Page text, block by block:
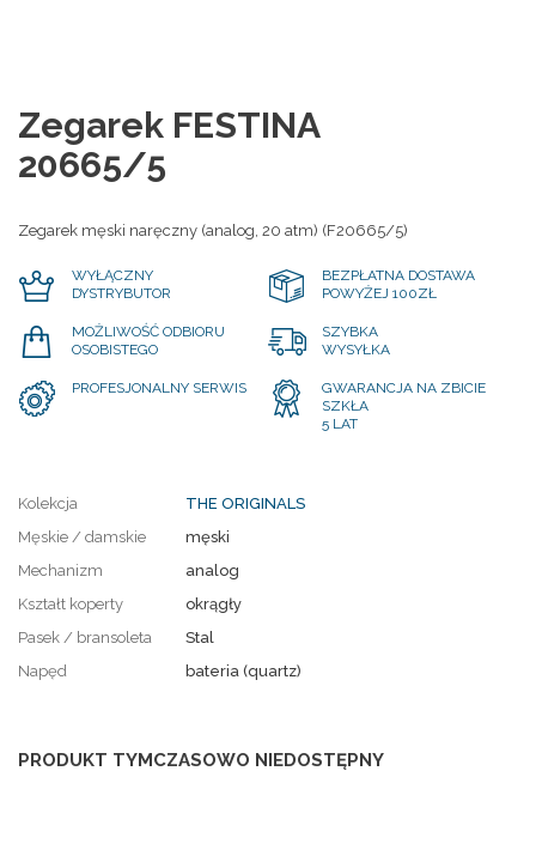
Zegarek FESTINA
20665/5
Zegarek męski naręczny (analog, 20 atm) (F20665/5)
WYŁĄCZNY
DYSTRYBUTOR
BEZPŁATNA DOSTAWA
POWYŻEJ 100ZŁ
MOŻLIWOŚĆ ODBIORU
OSOBISTEGO
SZYBKA
WYSYŁKA
PROFESJONALNY SERWIS
GWARANCJA NA ZBICIE
SZKŁA
5 LAT
Kolekcja
THE ORIGINALS
Męskie / damskie
męski
Mechanizm
analog
Kształt koperty
okrągły
Pasek / bransoleta
Stal
Napęd
bateria (quartz)
PRODUKT TYMCZASOWO NIEDOSTĘPNY